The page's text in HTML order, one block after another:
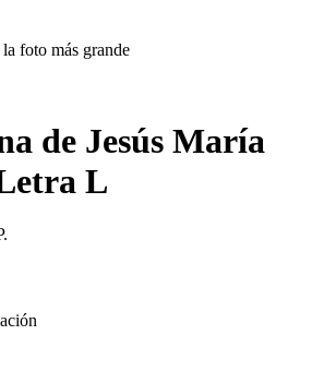
foto más grande
de Jesús María
L